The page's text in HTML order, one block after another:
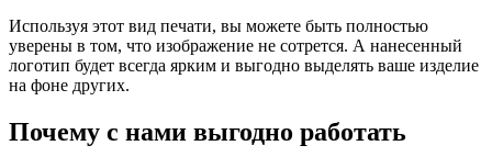
Используя этот вид печати, вы можете быть полностью
уверены в том, что изображение не сотрется. А нанесенный
логотип будет всегда ярким и выгодно выделять ваше изделие
на фоне других.
Почему с нами выгодно работать